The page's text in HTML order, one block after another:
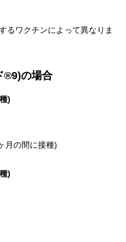
るワクチンによって異なりま
®9)の場合
)
月の間に接種)
)